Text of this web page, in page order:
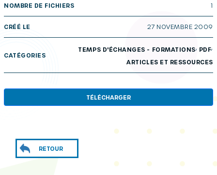
NOMBRE DE FICHIERS 1
CRÉÉ LE 27 NOVEMBRE 2009
CATÉGORIES
TEMPS D'ÉCHANGES - FORMATIONS, PDF,
ARTICLES ET RESSOURCES
TÉLÉCHARGER
RETOUR